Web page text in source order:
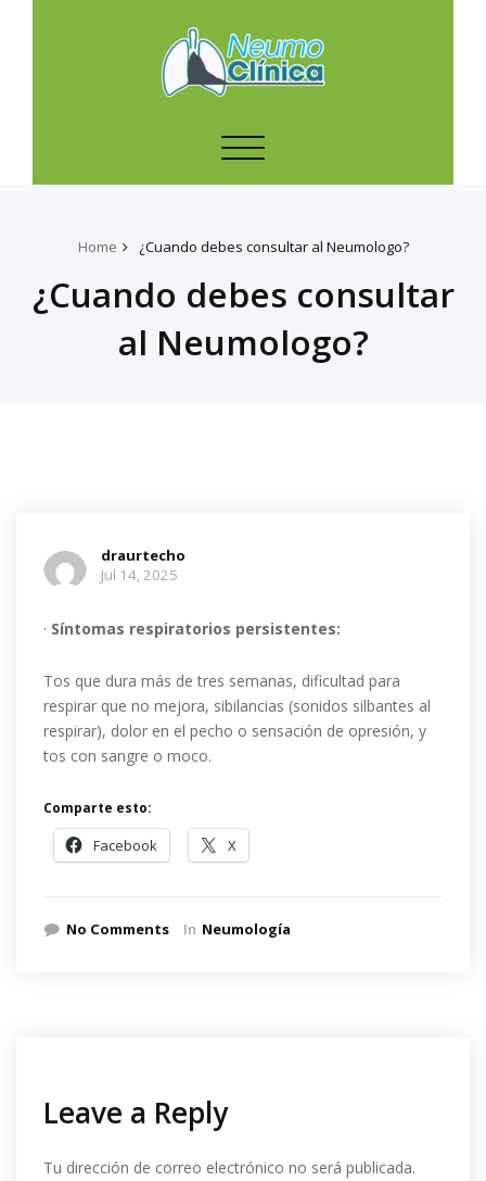
Toggle
Home ¿Cuando debes consultar al Neumologo?
¿Cuando debes consultar
al Neumologo?
draurtecho
Jul 14, 2025
· Síntomas respiratorios persistentes:
Tos que dura más de tres semanas, dificultad para
respirar que no mejora, sibilancias (sonidos silbantes al
respirar), dolor en el pecho o sensación de opresión, y
tos con sangre o moco.
Comparte esto:
Facebook X
No Comments In Neumología
Leave a Reply
Tu dirección de correo electrónico no será publicada.